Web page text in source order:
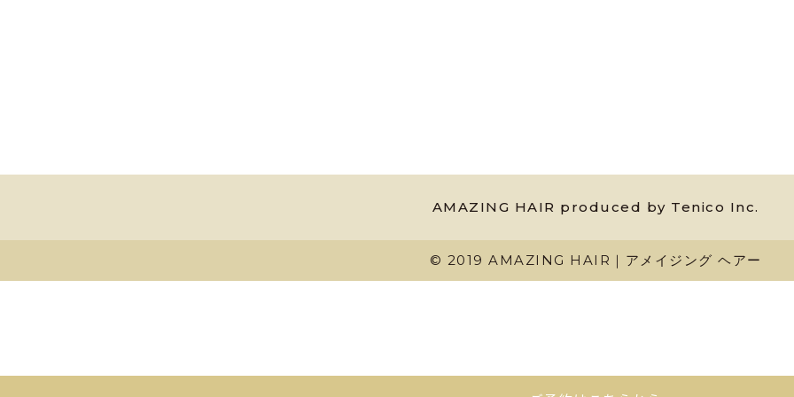
AMAZING HAIR produced by Tenico Inc.
© 2019 AMAZING HAIR｜アメイジング ヘアー